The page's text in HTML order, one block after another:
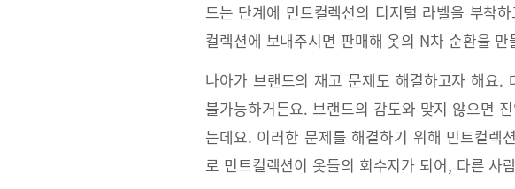
드는 단계에 민트컬렉션의 디지털 라벨을 부착
컬렉션에 보내주시면 판매해 옷의 N차 순환을 만
나아가 브랜드의 재고 문제도 해결하고자 해요
불가능하거든요. 브랜드의 감도와 맞지 않으면
는데요. 이러한 문제를 해결하기 위해 민트컬렉
로 민트컬렉션이 옷들의 회수지가 되어, 다른 사